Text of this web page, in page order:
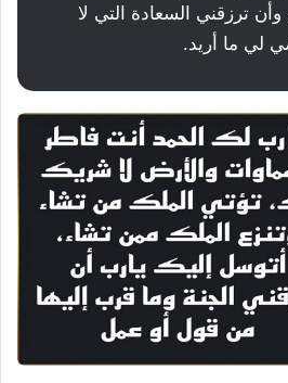
وأن ترزقني السعادة التي لا
لي ما أريد.